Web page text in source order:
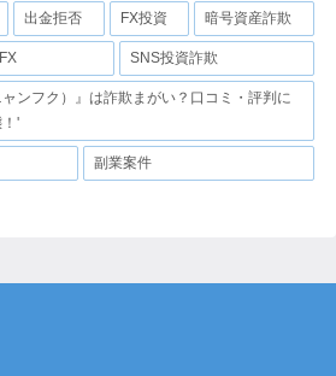
出金拒否 FX投資 暗号資産詐欺
FX SNS投資詐欺
ャンフク）』は詐欺まがい？口コミ・評判に
'
副業案件